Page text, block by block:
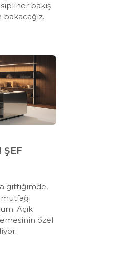
bakış
bakacağız.
ŞEF
gittiğimde,
Açık
özel